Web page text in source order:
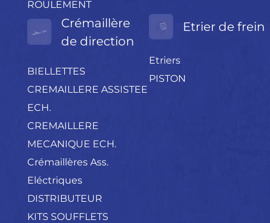
ROULEMENT
Crémaillère
de direction
BIELLETTES
CREMAILLERE ASSISTEE
ECH.
CREMAILLERE
MECANIQUE ECH.
Crémaillères Ass.
Eléctriques
DISTRIBUTEUR
KITS SOUFFLETS
Etrier de frein
Etriers
PISTON